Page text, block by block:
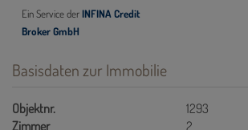
Basisdaten zur Immobilie
Objektnr.
1293
Zimmer
2